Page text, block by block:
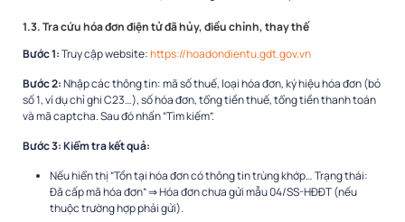
1.3. Tra cứu hóa đơn điện tử đã hủy, điều chỉnh, thay thế
Bước 1:Truy cập website:https://hoadondientu.gdt.gov.vn
Bước 2:Nhập các thông tin: mã số thuế, loại hóa đơn, ký hiệu hóa đơn (bỏ
số 1, ví dụ chỉ ghi C23…), số hóa đơn, tổng tiền thuế, tổng tiền thanh toán
và mã captcha. Sau đó nhấn “Tìm kiếm”.
Bước 3: Kiểm tra kết quả:
Nếu hiển thị “Tồn tại hóa đơn có thông tin trùng khớp… Trạng thái:
Đã cấp mã hóa đơn” ⇒ Hóa đơn chưa gửi mẫu 04/SS-HĐĐT (nếu
thuộc trường hợp phải gửi).